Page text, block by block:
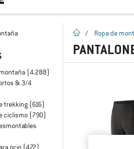
(4.288)
& 3/4
trekking (616)
ciclismo (790)
ocio (472)
la pagina de inicio
/ Ropa de